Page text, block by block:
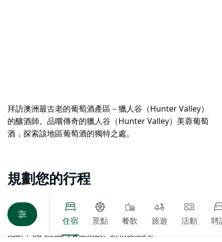
拜訪澳洲最古老的葡萄酒產區－獵人谷（Hunter Valley）
的釀酒師。品嚐傳奇的獵人谷（Hunter Valley）美蓉葡萄
酒，探索該地區葡萄酒的獨特之處。
規劃您的行程
住宿 景點 餐飲 旅遊 活動 聘
抱歉，載入產品時發生錯誤。請稍後重試。